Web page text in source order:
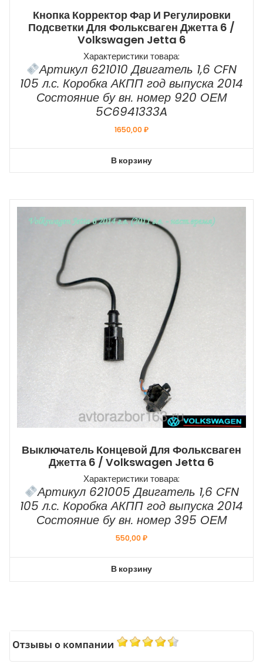
Кнопка Корректор Фар И Регулировки
Подсветки Для Фольксваген Джетта 6 /
Volkswagen Jetta 6
Характеристики товара:
Артикул 621010 Двигатель 1,6 CFN
105 л.с. Коробка АКПП год выпуска 2014
Состояние бу вн. номер 920 ОЕМ
5C6941333A
1650,00₽
В корзину
Выключатель Концевой Для Фольксваген
Джетта 6 / Volkswagen Jetta 6
Характеристики товара:
Артикул 621005 Двигатель 1,6 CFN
105 л.с. Коробка АКПП год выпуска 2014
Состояние бу вн. номер 395 ОЕМ
550,00₽
В корзину